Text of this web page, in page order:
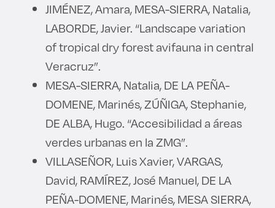
JIMÉNEZ, Amara, MESA-SIERRA, Natalia,
LABORDE, Javier. “Landscape variation
of tropical dry forest avifauna in central
Veracruz”.
MESA-SIERRA, Natalia, DE LA PEÑA-
DOMENE, Marinés, ZÚÑIGA, Stephanie,
DE ALBA, Hugo. “Accesibilidad a áreas
verdes urbanas en la ZMG”.
VILLASEÑOR, Luis Xavier, VARGAS,
David, RAMÍREZ, José Manuel, DE LA
PEÑA-DOMENE, Marinés, MESA SIERRA,